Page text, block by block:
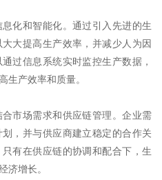
化和智能化。通过引入先进的生
大提高生产效率，并减少人为因
过信息系统实时监控生产数据，
生产效率和质量。
市场需求和供应链管理。企业需
，并与供应商建立稳定的合作关
有在供应链的协调和配合下，生
济增长。